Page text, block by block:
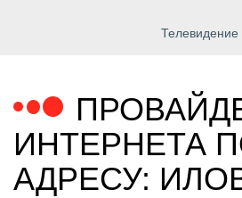
Телевидение
ИНТЕРНЕТА
АДРЕСУ: